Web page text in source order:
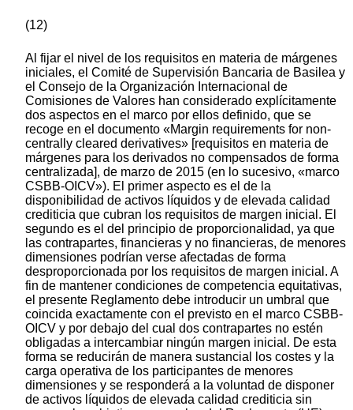
(12)
Al fijar el nivel de los requisitos en materia de márgenes
iniciales, el Comité de Supervisión Bancaria de Basilea y
el Consejo de la Organización Internacional de
Comisiones de Valores han considerado explícitamente
dos aspectos en el marco por ellos definido, que se
recoge en el documento «Margin requirements for non-
centrally cleared derivatives» [requisitos en materia de
márgenes para los derivados no compensados de forma
centralizada], de marzo de 2015 (en lo sucesivo, «marco
CSBB-OICV»). El primer aspecto es el de la
disponibilidad de activos líquidos y de elevada calidad
crediticia que cubran los requisitos de margen inicial. El
segundo es el del principio de proporcionalidad, ya que
las contrapartes, financieras y no financieras, de menores
dimensiones podrían verse afectadas de forma
desproporcionada por los requisitos de margen inicial. A
fin de mantener condiciones de competencia equitativas,
el presente Reglamento debe introducir un umbral que
coincida exactamente con el previsto en el marco CSBB-
OICV y por debajo del cual dos contrapartes no estén
obligadas a intercambiar ningún margen inicial. De esta
forma se reducirán de manera sustancial los costes y la
carga operativa de los participantes de menores
dimensiones y se responderá a la voluntad de disponer
de activos líquidos de elevada calidad crediticia sin